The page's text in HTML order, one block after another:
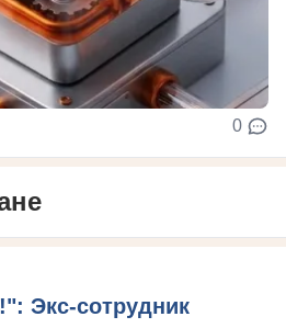
0
Экс-сотрудник